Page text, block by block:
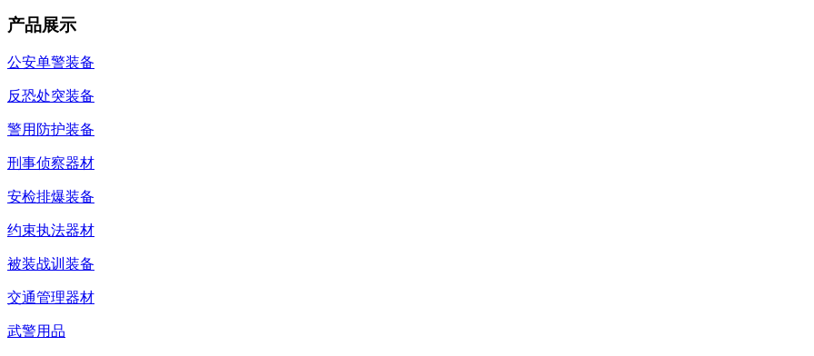
产品展示
公安单警装备
反恐处突装备
警用防护装备
刑事侦察器材
安检排爆装备
约束执法器材
被装战训装备
交通管理器材
武警用品